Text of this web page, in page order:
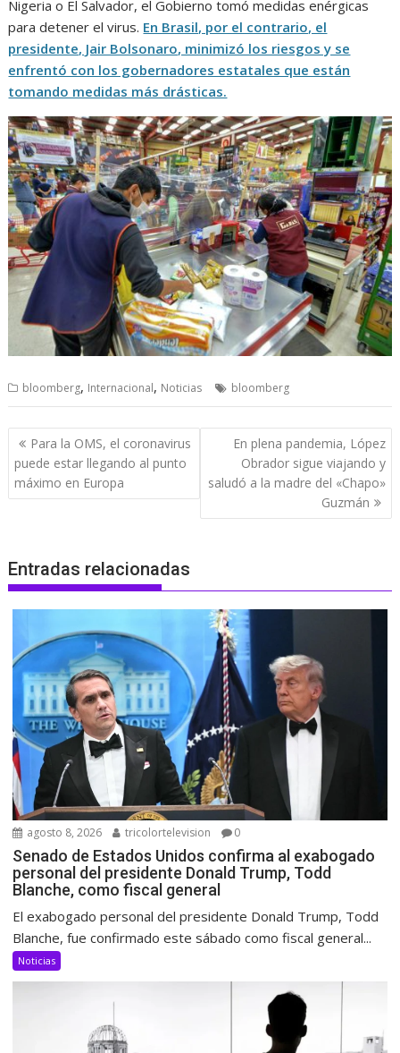
Nigeria o El Salvador, el Gobierno tomó medidas enérgicas
para detener el virus. En Brasil, por el contrario, el
presidente, Jair Bolsonaro, minimizó los riesgos y se
enfrentó con los gobernadores estatales que están
tomando medidas más drásticas.
bloomberg, Internacional, Noticias bloomberg
Navegación
de
entradas
Para la OMS, el coronavirus
puede estar llegando al punto
máximo en Europa
En plena pandemia, López
Obrador sigue viajando y
saludó a la madre del «Chapo»
Guzmán
Entradas relacionadas
agosto 8, 2026 tricolortelevision 0
Senado de Estados Unidos confirma al exabogado
personal del presidente Donald Trump, Todd
Blanche, como fiscal general
El exabogado personal del presidente Donald Trump, Todd
Blanche, fue confirmado este sábado como fiscal general...
Noticias